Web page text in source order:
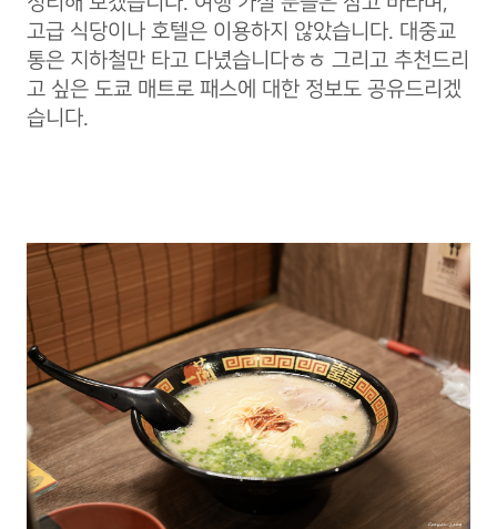
고급 식당이나 호텔은 이용하지 않았습니다. 대중교
통은 지하철만 타고 다녔습니다ㅎㅎ 그리고 추천드리
고 싶은 도쿄 매트로 패스에 대한 정보도 공유드리겠
습니다.